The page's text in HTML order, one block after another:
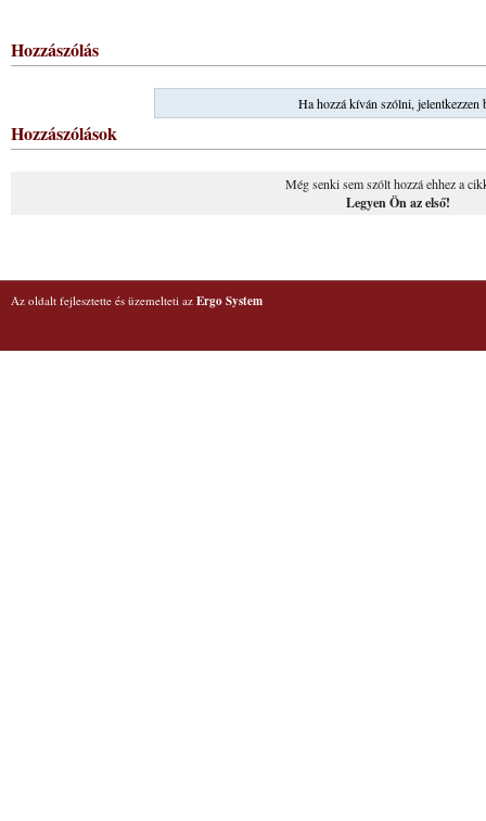
Hozzászólás
Ha hozzá kíván szólni, jelentkezzen
Hozzászólások
Még senki sem szólt hozzá ehhez a
Legyen Ön az első!
Az oldalt fejlesztette és üzemelteti az Ergo System